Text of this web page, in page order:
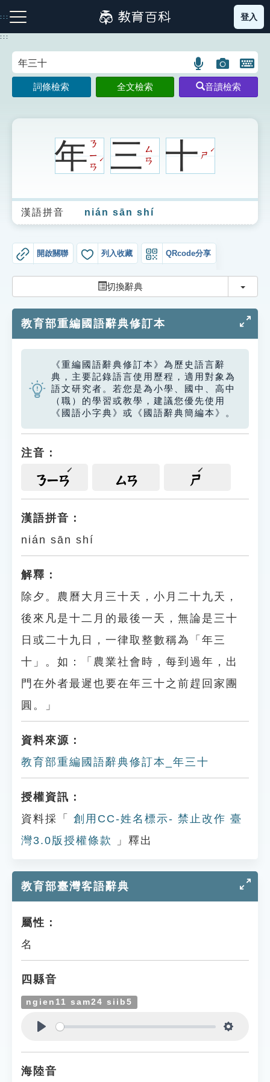
到
主
:::
注音索引圖示 筆畫索引圖示 部首索引表圖示
生字詞彙表
成語故事
索引選單
單字索引
生命大百科索引
遊戲專區
教學應用
貓頭鷹博士
登入
:::
語
言
搜
示
圖
片
搜
開
鍵
圖
詞條檢索 全文檢索 音讀檢索
年ㄋ
ㄧ
ㄢ
ˊ 三ㄙ
ㄢ
十ㄕ
ˊ
漢語拼音 nián sān shí
開啟關聯 列入收藏 QRcode分享
切換辭典 切換
教育部重編國語辭典修訂本
《重編國語辭典修訂本》為歷史語言辭
典，主要記錄語言使用歷程，適用對象為
語文研究者。若您是為小學、國中、高中
（職）的學習或教學，建議您優先使用
《國語小字典》或《國語辭典簡編本》。
注音：
ㄋㄧㄢ ㄙㄢ ㄕ
漢語拼音：
nián sān shí
解釋：
除夕。農曆大月三十天，小月二十九天，
後來凡是十二月的最後一天，無論是三十
日或二十九日，一律取整數稱為「年三
十」。如：「農業社會時，每到過年，出
門在外者最遲也要在年三十之前趕回家團
圓。」
資料來源：
教育部重編國語辭典修訂本_年三十
授權資訊：
資料採「
創用CC-姓名標示- 禁止改作 臺
灣3.0版授權條款
」釋出
教育部臺灣客語辭典
屬性：
名
四縣音
ngien11 sam24 siib5
海陸音